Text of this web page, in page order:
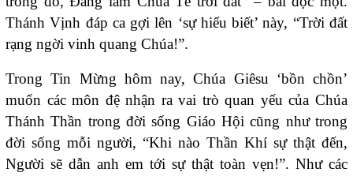
Thánh Vịnh đáp ca gợi lên ‘sự hiểu biết’ này, “Trời đất
rạng ngời vinh quang Chúa!”.
Trong Tin Mừng hôm nay, Chúa Giêsu ‘bồn chồn’
muốn các môn đệ nhận ra vai trò quan yếu của Chúa
Thánh Thần trong đời sống Giáo Hội cũng như trong
đời sống mỗi người, “Khi nào Thần Khí sự thật đến,
Người sẽ dẫn anh em tới sự thật toàn vẹn!”. Như các